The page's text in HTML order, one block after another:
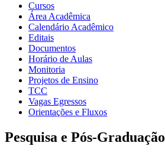
Cursos
Área Acadêmica
Calendário Acadêmico
Editais
Documentos
Horário de Aulas
Monitoria
Projetos de Ensino
TCC
Vagas Egressos
Orientações e Fluxos
Pesquisa e Pós-Graduação